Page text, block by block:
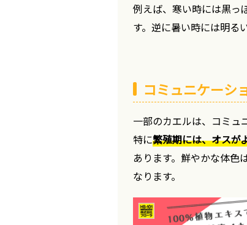
例えば、寒い時には黒っ
す。逆に暑い時には明る
コミュニケーシ
一部のカエルは、コミュ
特に繁殖期には、オスが
あります。鮮やかな体色
なります。